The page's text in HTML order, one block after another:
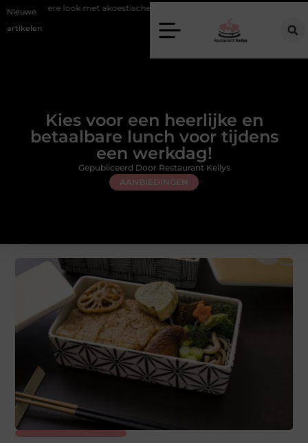
Nieuwe
artikelen
akoestische panelen Aziatisch restaurant Rotterdam: ontdek
Kies voor een heerlijke en
betaalbare lunch voor tijdens
een werkdag!
AANBIEDINGEN
Gepubliceerd Door Restaurant Kellys